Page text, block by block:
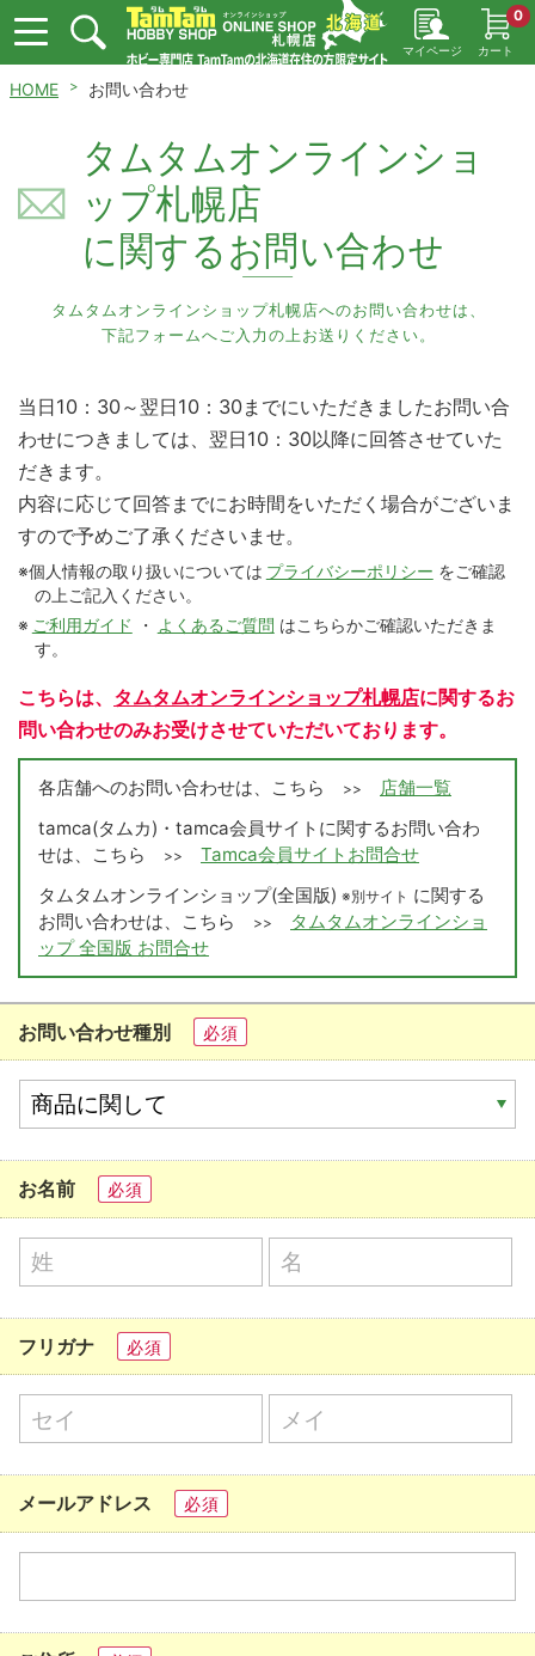
マイページ カート
0
HOME お問い合わせ
タムタムオンラインショ
ップ札幌店
に関するお問い合わせ
タムタムオンラインショップ札幌店へのお問い合わせは、
下記フォームへご入力の上お送りください。
当日10：30～翌日10：30までにいただきましたお問い合
わせにつきましては、翌日10：30以降に回答させていた
だきます。
内容に応じて回答までにお時間をいただく場合がございま
すので予めご了承くださいませ。
※個人情報の取り扱いについては プライバシーポリシー をご確認
の上ご記入ください。
※ ご利用ガイド ・ よくあるご質問 はこちらかご確認いただきま
す。
こちらは、 タムタムオンラインショップ札幌店に関するお
問い合わせのみお受けさせていただいております。
各店舗へのお問い合わせは、こちら >>
店舗一覧
tamca(タムカ)・tamca会員サイトに関するお問い合わ
せは、こちら
>>
Tamca会員サイトお問合せ
タムタムオンラインショップ(全国版) ※別サイト に関する
お問い合わせは、こちら
>>
タムタムオンラインショ
ップ 全国版 お問合せ
お問い合わせ種別 必須
お名前 必須
フリガナ 必須
メールアドレス 必須